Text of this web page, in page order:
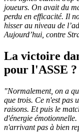
joueurs. On avait du
perdu en efficacité. Il
hisser au niveau de
Aujourd’hui, contre
La victoire
pour l'ASSE ?
"Normalement, on a
que trois. Ce n'est pas
raisons. Et puis le
d'énergie émotionnelle.
n'arrivant pas à bien